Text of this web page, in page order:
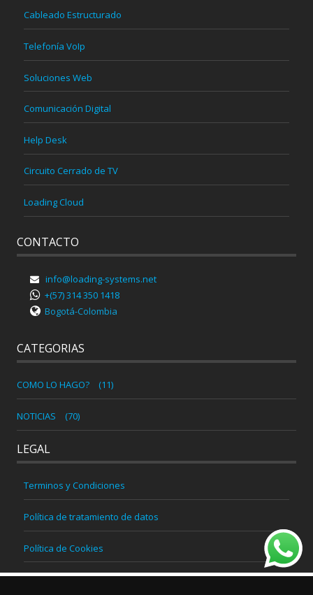
Cableado Estructurado
Telefonía VoIp
Soluciones Web
Comunicación Digital
Help Desk
Circuito Cerrado de TV
Loading Cloud
CONTACTO
info@loading-systems.net
+(57) 314 350 1418
Bogotá-Colombia
CATEGORIAS
COMO LO HAGO? (11)
NOTICIAS (70)
LEGAL
Terminos y Condiciones
Política de tratamiento de datos
Política de Cookies